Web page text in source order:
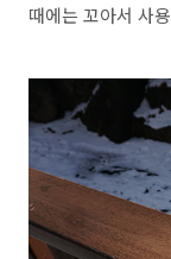
때에는 꼬아서 사